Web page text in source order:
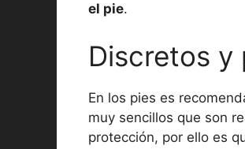
el pie.
Discretos y
En los pies es
muy sencillos que son
protección, por ello es